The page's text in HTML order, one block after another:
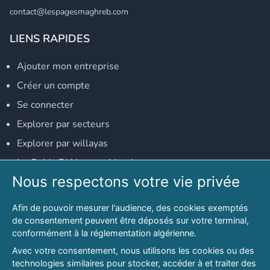
contact@lespagesmaghreb.com
LIENS RAPIDES
Ajouter mon entreprise
Créer un compte
Se connecter
Explorer par secteurs
Explorer par willayas
Le Guide D'Alger, guide-alger.com
NOS RÉSEAUX SOCIAUX
Notre page Facebook
Notre page LinkedIn
Notre page Instagram
Nous respectons votre vie privée
Afin de pouvoir mesurer l'audience, des cookies exemptés
de consentement peuvent être déposés sur votre terminal,
conformément à la réglementation algérienne.
Avec votre consentement, nous utilisons les cookies ou des
technologies similaires pour stocker, accéder à et traiter des